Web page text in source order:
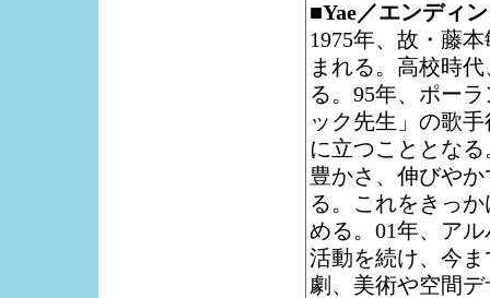
■Yae／エンディ
1975年、故・藤
まれる。高校時
る。95年、ポー
ック先生」の歌
に立つこととな
豊かさ、伸びや
る。これをきっ
める。01年、ア
活動を続け、今
劇、美術や空間